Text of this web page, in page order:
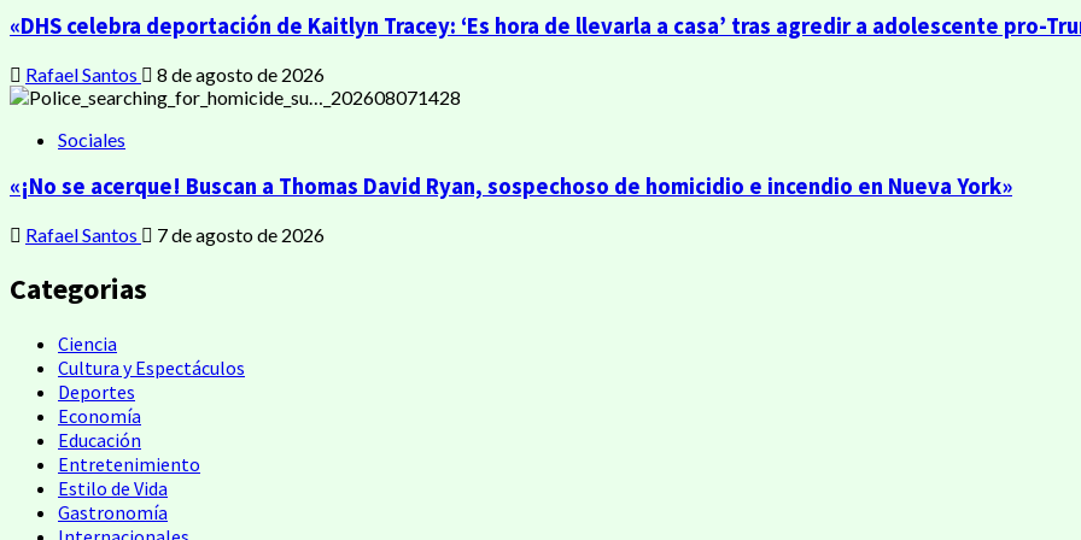
«DHS celebra deportación de Kaitlyn Tracey: ‘Es hora de llevarla a casa’ tras agredir a adolescente pro-
Rafael Santos 8 de agosto de 2026
Sociales
«¡No se acerque! Buscan a Thomas David Ryan, sospechoso de homicidio e incendio en Nueva York»
Rafael Santos 7 de agosto de 2026
Categorias
Ciencia
Cultura y Espectáculos
Deportes
Economía
Educación
Entretenimiento
Estilo de Vida
Gastronomía